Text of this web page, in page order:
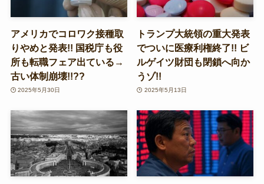
アメリカでコロワク接種取
りやめと発表!! 国税庁も役
所も転職フェア出ている→
古い体制崩壊!!??
2025年5月30日
トランプ大統領の重大発表
でついに医療利権終了!! ビ
ルゲイツ財団も閉鎖へ向か
うゾ!!
2025年5月13日